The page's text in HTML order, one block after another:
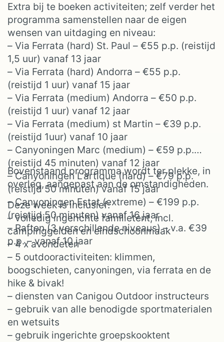
Extra bij te boeken activiteiten; zelf verder het
programma samenstellen naar de eigen
wensen van uitdaging en niveau:
– Via Ferrata (hard) St. Paul – €55 p.p. (reistijd
1,5 uur) vanaf 13 jaar
– Via Ferrata (hard) Andorra – €55 p.p.
(reistijd 1 uur) vanaf 15 jaar
– Via Ferrata (medium) Andorra – €50 p.p.
(reistijd 1 uur) vanaf 12 jaar
– Via Ferrata (medium) st Martin – €39 p.p.
(reistijd 1uur) vanaf 10 jaar
– Canyoningen Marc (medium) – €59 p.p.
(reistijd 45 minuten) vanaf 12 jaar
– Canyoningen L’artique (hard) – €79 p.p.
(reistijd 50 minuten) vanaf 15 jaar
– Canyoningen Estat (extreme) – €199 p.p.
(reistijd 50 minuten) vanaf 16 jaar
– Raften (3 verschillende niveaus) – v.a. €39
p.p. – vanaf 10 jaar
Bovenstaand programma wordt ter plekke, in
overleg, aangepast aan de omstandigheden.
Deze week is inclusief:
– volledig ingerichte familietent, incl.
campinggelden en eindschoonmaak
– 4 x avondeten
– 5 outdooractiviteiten: klimmen,
boogschieten, canyoningen, via ferrata en de
hike & bivak!
– diensten van Canigou Outdoor instructeurs
– gebruik van alle benodigde sportmaterialen
en wetsuits
– gebruik ingerichte groepskooktent